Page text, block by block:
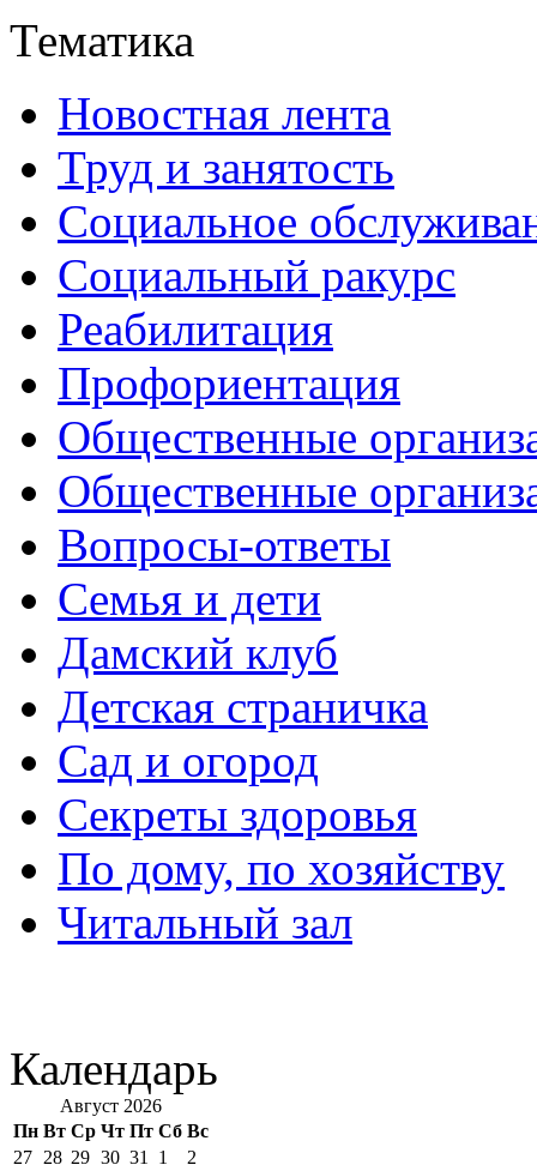
Тематика
Новостная лента
Труд и занятость
Социальное
Социальный ракурс
Реабилитация
Профориентация
Общественные
Общественные
Вопросы-ответы
Семья и дети
Дамский клуб
Детская страничка
Сад и огород
Секреты здоровья
По дому, по хозяйству
Читальный зал
Календарь
Август 2026
Пн Вт Ср Чт Пт Сб Вс
27 28 29 30 31 1
2